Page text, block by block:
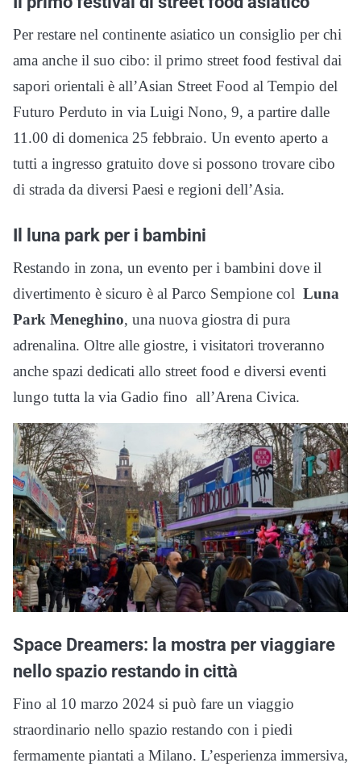
Per restare nel continente asiatico un consiglio per chi
ama anche il suo cibo: il primo street food festival dai
sapori orientali è all’Asian Street Food al Tempio del
Futuro Perduto in via Luigi Nono, 9, a partire dalle
11.00 di domenica 25 febbraio. Un evento aperto a
tutti a ingresso gratuito dove si possono trovare cibo
di strada da diversi Paesi e regioni dell’Asia.
Il luna park per i bambini
Restando in zona, un evento per i bambini dove il
divertimento è sicuro è al Parco Sempione col Luna
Park Meneghino, una nuova giostra di pura
adrenalina. Oltre alle giostre, i visitatori troveranno
anche spazi dedicati allo street food e diversi eventi
lungo tutta la via Gadio fino all’Arena Civica.
Space Dreamers: la mostra per viaggiare
nello spazio restando in città
Fino al 10 marzo 2024 si può fare un viaggio
straordinario nello spazio restando con i piedi
fermamente piantati a Milano. L’esperienza immersiva,